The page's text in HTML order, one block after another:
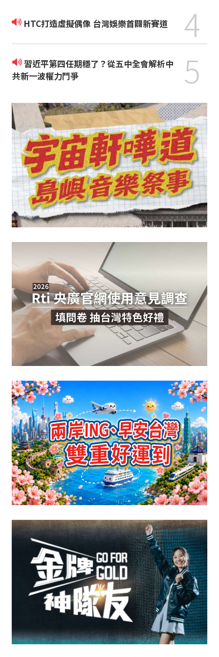
HTC打造虛擬偶像 台灣娛樂首闢新賽道 4
習近平第四任期穩了？從五中全會解析中
共新一波權力鬥爭
5